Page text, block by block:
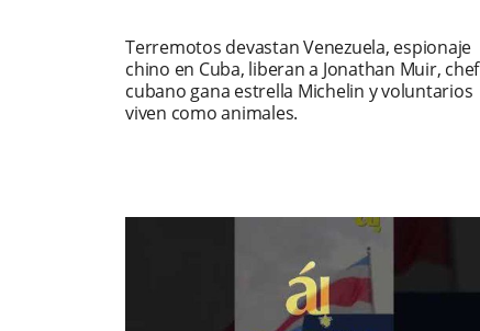
Terremotos devastan Venezuela, espionaje
chino en Cuba, liberan a Jonathan Muir, chef
cubano gana estrella Michelin y voluntarios
viven como animales.